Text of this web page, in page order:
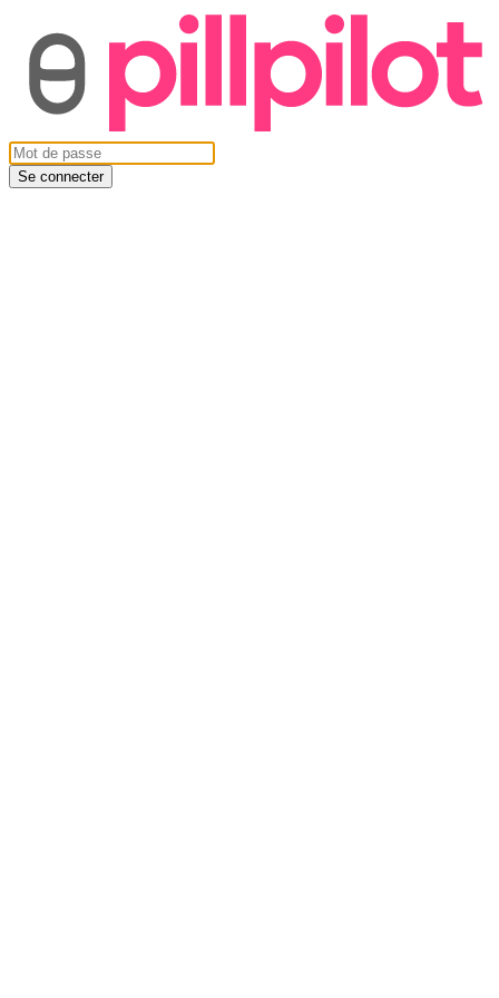
Se connecter